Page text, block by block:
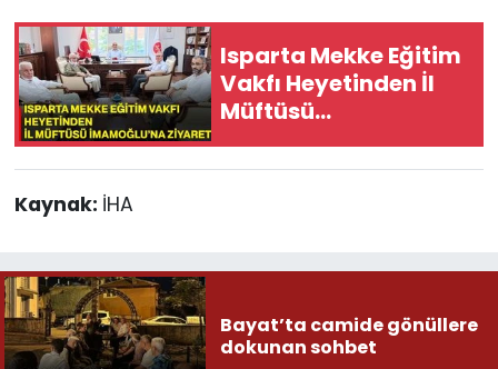
Isparta Mekke Eğitim
Vakfı Heyetinden İl
Müftüsü
İmamoğlu’na ziyaret
Kaynak: İHA
Bayat’ta camide gönüllere
dokunan sohbet